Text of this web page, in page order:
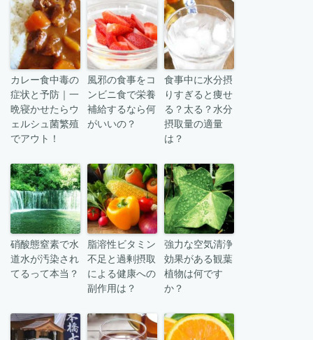
カレー食中毒の
症状と予防｜一
晩寝かせたらウ
ェルシュ菌繁殖
でアウト！
風邪の食事をコ
ンビニ食で栄養
補給するなら何
がいいの？
食事中に水分摂
りすぎると痩せ
る？太る？水分
摂取量の適量
は？
硝酸態窒素で水
道水が汚染され
てるって本当？
脂溶性ビタミン
不足と過剰摂取
による健康への
副作用は？
強力な空気清浄
効果がある観葉
植物は何です
か？